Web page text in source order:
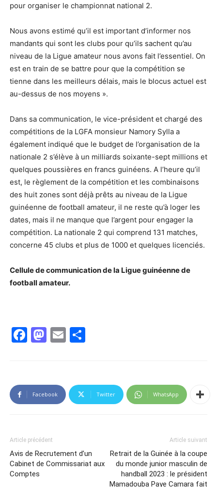
pour organiser le championnat national 2.
Nous avons estimé qu’il est important d’informer nos
mandants qui sont les clubs pour qu’ils sachent qu’au
niveau de la Ligue amateur nous avons fait l’essentiel. On
est en train de se battre pour que la compétition se
tienne dans les meilleurs délais, mais le blocus actuel est
au-dessus de nos moyens ».
Dans sa communication, le vice-président et chargé des
compétitions de la LGFA monsieur Namory Sylla a
également indiqué que le budget de l’organisation de la
nationale 2 s’élève à un milliards soixante-sept millions et
quelques poussières en francs guinéens. A l’heure qu’il
est, le règlement de la compétition et les combinaisons
des huit zones sont déjà prêts au niveau de la Ligue
guinéenne de football amateur, il ne reste qu’à loger les
dates, mais il ne manque que l’argent pour engager la
compétition. La nationale 2 qui comprend 131 matches,
concerne 45 clubs et plus de 1000 et quelques licenciés.
Cellule de communication de la Ligue guinéenne de
football amateur.
Facebook
Mastodon
Email
Facebook Twitter WhatsApp
Article précédent
Avis de Recrutement d’un
Cabinet de Commissariat aux
Comptes
Article suivant
Retrait de la Guinée à la coupe
du monde junior masculin de
handball 2023 : le président
Mamadouba Paye Camara fait